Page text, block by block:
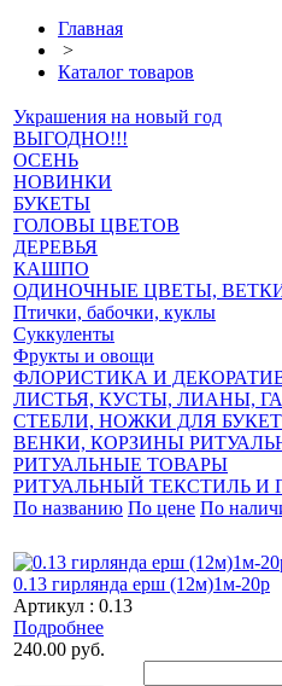
Главная
>
Каталог товаров
Украшения на новый год
ВЫГОДНО!!!
ОСЕНЬ
НОВИНКИ
БУКЕТЫ
ГОЛОВЫ ЦВЕТОВ
ДЕРЕВЬЯ
КАШПО
ОДИНОЧНЫЕ ЦВЕТЫ,
Птички, бабочки, куклы
Суккуленты
Фрукты и овощи
ФЛОРИСТИКА И
ЛИСТЬЯ, КУСТЫ, ЛИАНЫ,
СТЕБЛИ, НОЖКИ ДЛЯ
ВЕНКИ, КОРЗИНЫ
РИТУАЛЬНЫЕ ТОВАРЫ
РИТУАЛЬНЫЙ ТЕКСТИЛЬ
По названию По цене По
0.13 гирлянда ерш (12м)1м-20р
Артикул : 0.13
Подробнее
240.00 руб.